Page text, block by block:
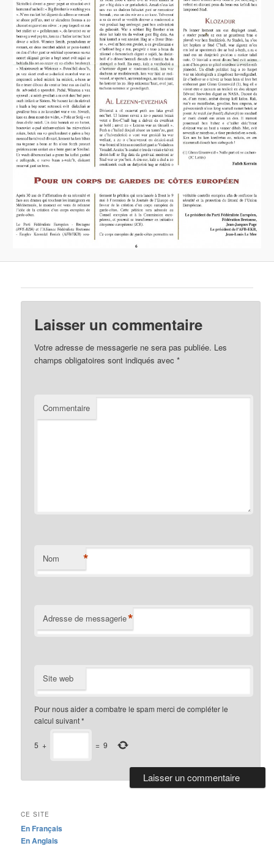
Laisser un commentaire
Votre adresse de messagerie ne sera pas publiée. Les
champs obligatoires sont indiqués avec*
Commentaire
Nom *
Adresse de messagerie*
Site web
Pour nous aider a combatre le spam merci de compléter le
calcul suivant*
5 + = 9
CE SITE
En Français
En Anglais